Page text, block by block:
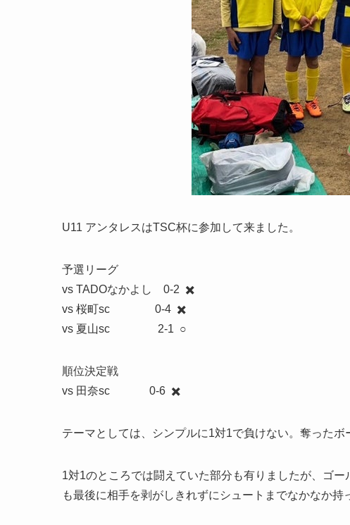
U11 アンタレスはTSC杯に参加して来ました。
予選リーグ
vs TADOなかよし 0-2 ✖️
vs 桜町sc 0-4 ✖️
vs 夏山sc 2-1 ○
順位決定戦
vs 田奈sc 0-6 ✖️
テーマとしては、シンプルに1対1で負けない。奪ったボ
1対1のところでは闘えていた部分も有りましたが、ゴ
も最後に相手を剥がしきれずにシュートまでなかなか持